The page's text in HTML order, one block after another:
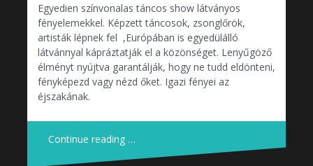
Egyedien színvonalas táncos show látványos
fényelemekkel. Képzett táncosok, zsonglőrök,
artisták lépnek fel ,Európában is egyedülálló
látvánnyal kápráztatják el a közönséget. Lenyűgöző
élményt nyújtva garantálják, hogy ne tudd eldönteni,
fényképezd vagy nézd őket. Igazi fényei az
éjszakának.
Continue reading …